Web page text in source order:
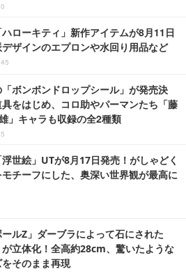
ハローキティ」新作アイテムが8月11日
ザインのエプロンや水回り用品など
「ボンボンドロップシール」が発売決
をはじめ、コロ助やパーマンたち「藤
」キャラも収録の全2種類
世絵」UTが8月17日発売！がしゃどく
チーフにした、奥深い世界観が最高に
ールZ」ダーブラによって石にされた
が立体化！全高約28cm、驚いたような
そのまま再現